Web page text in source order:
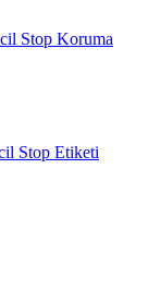
Stop Koruma
Stop Etiketi